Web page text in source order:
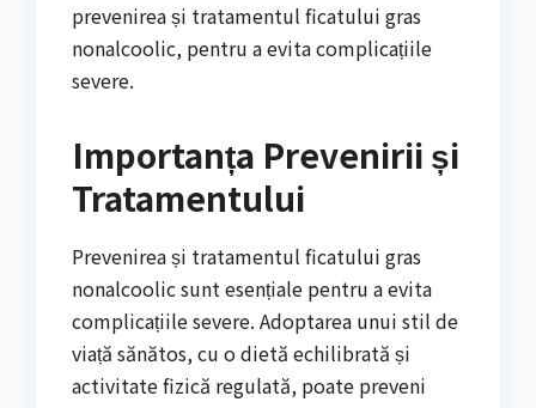
prevenirea și tratamentul ficatului gras
nonalcoolic, pentru a evita complicațiile
severe.
Importanța Prevenirii și
Tratamentului
Prevenirea și tratamentul ficatului gras
nonalcoolic sunt esențiale pentru a evita
complicațiile severe. Adoptarea unui stil de
viață sănătos, cu o dietă echilibrată și
activitate fizică regulată, poate preveni